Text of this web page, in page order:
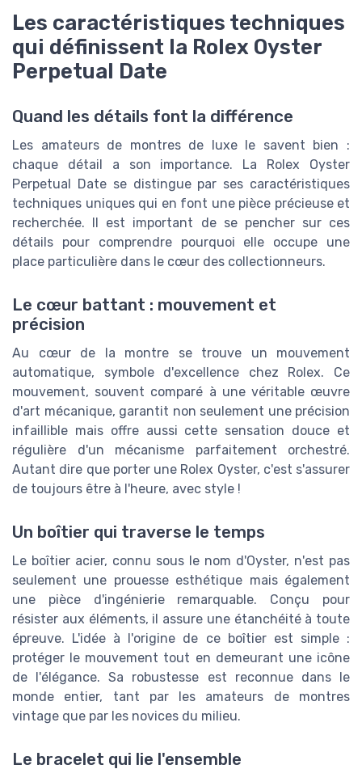
Les caractéristiques techniques
qui définissent la Rolex Oyster
Perpetual Date
Quand les détails font la différence
Les amateurs de montres de luxe le savent bien :
chaque détail a son importance. La Rolex Oyster
Perpetual Date se distingue par ses caractéristiques
techniques uniques qui en font une pièce précieuse et
recherchée. Il est important de se pencher sur ces
détails pour comprendre pourquoi elle occupe une
place particulière dans le cœur des collectionneurs.
Le cœur battant : mouvement et
précision
Au cœur de la montre se trouve un mouvement
automatique, symbole d'excellence chez Rolex. Ce
mouvement, souvent comparé à une véritable œuvre
d'art mécanique, garantit non seulement une précision
infaillible mais offre aussi cette sensation douce et
régulière d'un mécanisme parfaitement orchestré.
Autant dire que porter une Rolex Oyster, c'est s'assurer
de toujours être à l'heure, avec style !
Un boîtier qui traverse le temps
Le boîtier acier, connu sous le nom d'Oyster, n'est pas
seulement une prouesse esthétique mais également
une pièce d'ingénierie remarquable. Conçu pour
résister aux éléments, il assure une étanchéité à toute
épreuve. L'idée à l'origine de ce boîtier est simple :
protéger le mouvement tout en demeurant une icône
de l'élégance. Sa robustesse est reconnue dans le
monde entier, tant par les amateurs de montres
vintage que par les novices du milieu.
Le bracelet qui lie l'ensemble